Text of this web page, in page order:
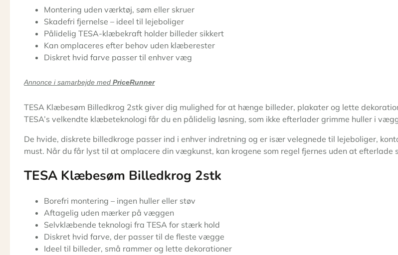
Montering uden værktøj, søm eller skruer
Skadefri fjernelse – ideel til lejeboliger
Pålidelig TESA-klæbekraft holder billeder sikkert
Kan omplaceres efter behov uden klæberester
Diskret hvid farve passer til enhver væg
Annonce i samarbejde med PriceRunner
TESA Klæbesøm Billedkrog 2stk giver dig mulighed for at hænge billeder, plakater og lette
TESA’s velkendte klæbeteknologi får du en pålidelig løsning, som ikke efterlader grimme huller i
De hvide, diskrete billedkroge passer ind i enhver indretning og er især velegnede til lejeboliger,
must. Når du får lyst til at omplacere din vægkunst, kan krogene som regel fjernes uden at
TESA Klæbesøm Billedkrog 2stk
Borefri montering – ingen huller eller støv
Aftagelig uden mærker på væggen
Selvklæbende teknologi fra TESA for stærk hold
Diskret hvid farve, der passer til de fleste vægge
Ideel til billeder, små rammer og lette dekorationer